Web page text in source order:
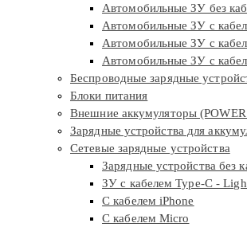
Автомобильные ЗУ без
Автомобильные ЗУ с
Автомобильные ЗУ с
Автомобильные ЗУ с
Беспроводные зарядные
Блоки питания
Внешние аккумуляторы
Зарядные устройства для
Сетевые зарядные устройства
Зарядные устройства без
ЗУ с кабелем Type-C -
С кабелем iPhone
С кабелем Micro